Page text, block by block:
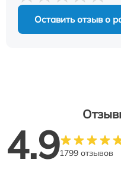
Оставить отзыв о
4.91799 отзывов